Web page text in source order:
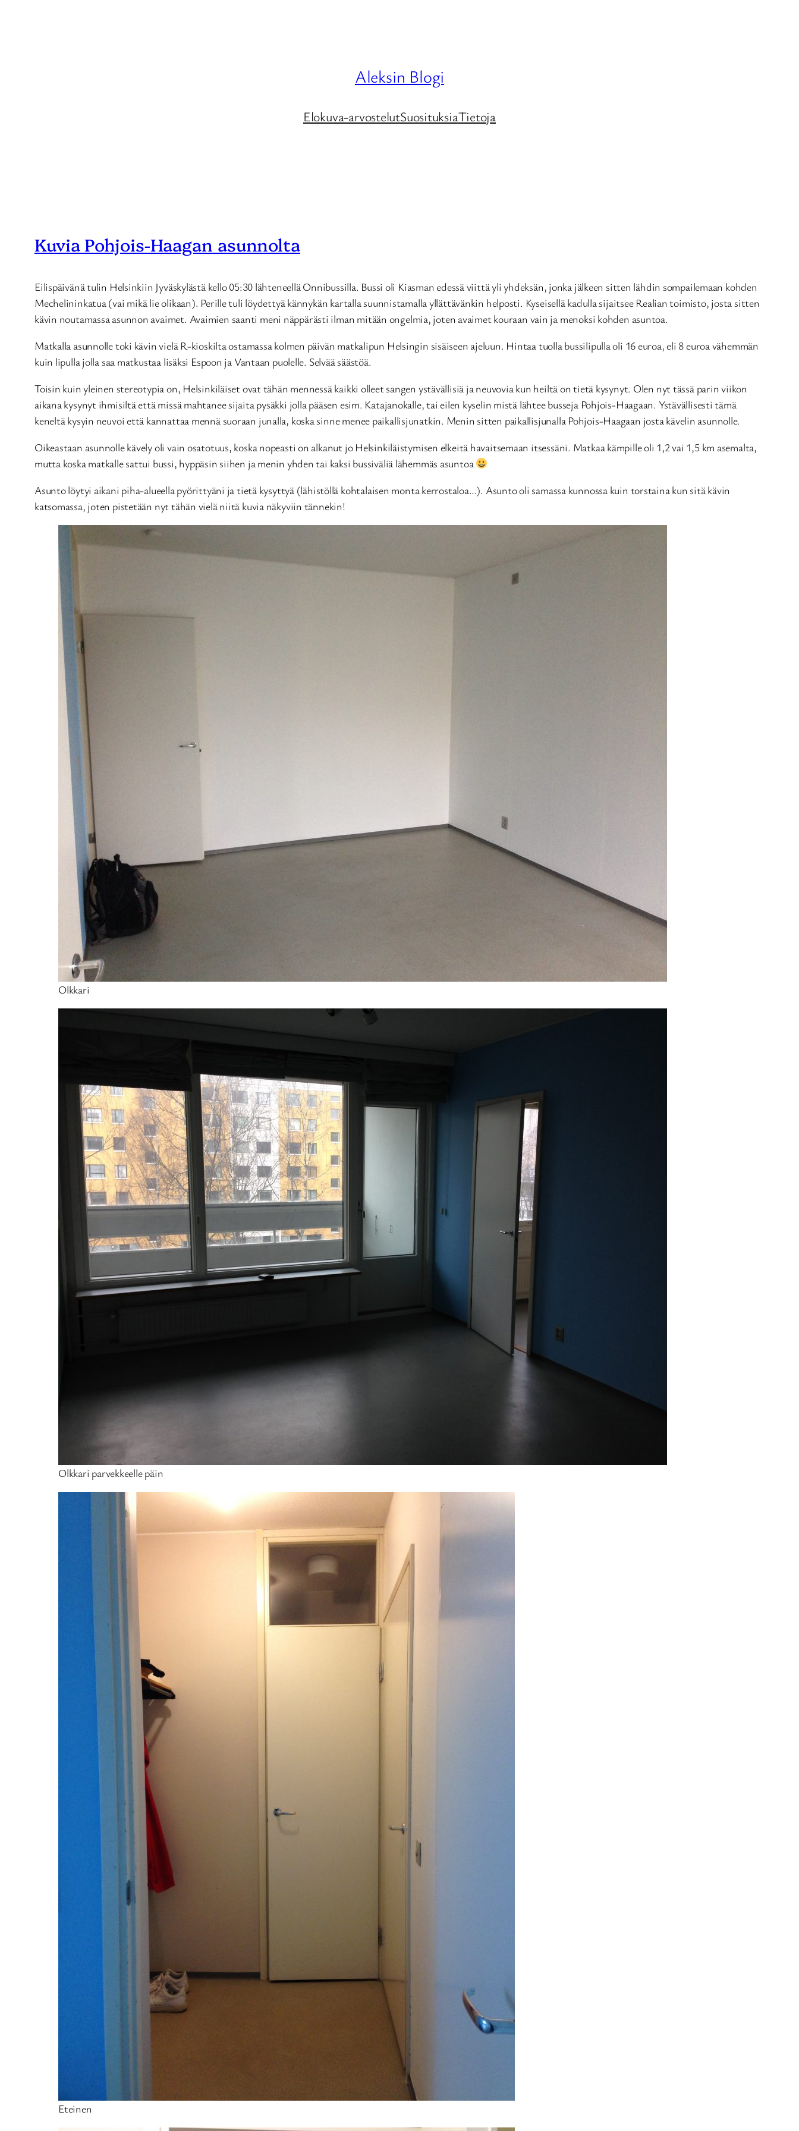
Aleksin Blogi
Elokuva-arvostelutSuosituksiaTietoja
Kuvia Pohjois-Haagan asunnolta
Eilispäivänä tulin Helsinkiin Jyväskylästä kello 05:30 lähteneellä Onnibussilla. Bussi oli Kiasman edessä viittä yli yhdeksän, jonka jälkeen sitten lähdin sompailemaan kohden
Mechelininkatua (vai mikä lie olikaan). Perille tuli löydettyä kännykän kartalla suunnistamalla yllättävänkin helposti. Kyseisellä kadulla sijaitsee Realian toimisto, josta sitten
kävin noutamassa asunnon avaimet. Avaimien saanti meni näppärästi ilman mitään ongelmia, joten avaimet kouraan vain ja menoksi kohden asuntoa.
Matkalla asunnolle toki kävin vielä R-kioskilta ostamassa kolmen päivän matkalipun Helsingin sisäiseen ajeluun. Hintaa tuolla bussilipulla oli 16 euroa, eli 8 euroa vähemmän
kuin lipulla jolla saa matkustaa lisäksi Espoon ja Vantaan puolelle. Selvää säästöä.
Toisin kuin yleinen stereotypia on, Helsinkiläiset ovat tähän mennessä kaikki olleet sangen ystävällisiä ja neuvovia kun heiltä on tietä kysynyt. Olen nyt tässä parin viikon
aikana kysynyt ihmisiltä että missä mahtanee sijaita pysäkki jolla pääsen esim. Katajanokalle, tai eilen kyselin mistä lähtee busseja Pohjois-Haagaan. Ystävällisesti tämä
keneltä kysyin neuvoi että kannattaa mennä suoraan junalla, koska sinne menee paikallisjunatkin. Menin sitten paikallisjunalla Pohjois-Haagaan josta kävelin asunnolle.
Oikeastaan asunnolle kävely oli vain osatotuus, koska nopeasti on alkanut jo Helsinkiläistymisen elkeitä havaitsemaan itsessäni. Matkaa kämpille oli 1,2 vai 1,5 km asemalta,
mutta koska matkalle sattui bussi, hyppäsin siihen ja menin yhden tai kaksi bussiväliä lähemmäs asuntoa
Asunto löytyi aikani piha-alueella pyörittyäni ja tietä kysyttyä (lähistöllä kohtalaisen monta kerrostaloa…). Asunto oli samassa kunnossa kuin torstaina kun sitä kävin
katsomassa, joten pistetään nyt tähän vielä niitä kuvia näkyviin tännekin!
Olkkari
Olkkari parvekkeelle päin
Eteinen